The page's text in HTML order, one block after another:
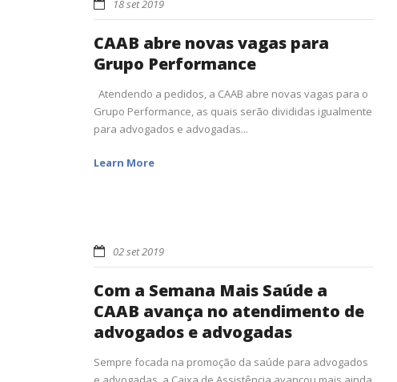
18 set 2019
CAAB abre novas vagas para
Grupo Performance
Atendendo a pedidos, a CAAB abre novas vagas para o
Grupo Performance, as quais serão divididas igualmente
para advogados e advogadas...
Learn More
02 set 2019
Com a Semana Mais Saúde a
CAAB avança no atendimento de
advogados e advogadas
Sempre focada na promoção da saúde para advogados